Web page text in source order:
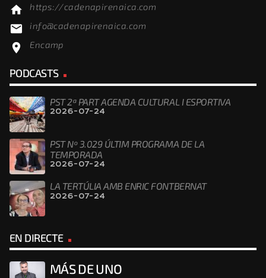
home https://cadenapirenaica.com
email info@cadenapirenaica.com
location_on Encamp
PODCASTS
PST 2ª PART AGENDA CULTURAL I ESPORTIVA
2026-07-24
PST Nº 3.029 ÚLTIM PROGRAMA DE LA
TEMPORADA
2026-07-24
LA TERTÚLIA AMB ENRIC FONTBERNAT
2026-07-24
EN DIRECTE
MÁS DE UNO